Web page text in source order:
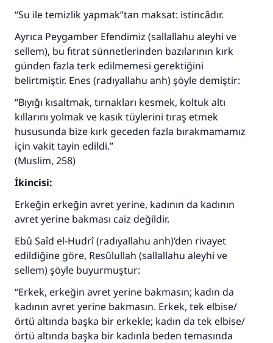
“Su ile temizlik yapmak”tan maksat: istincâdır.
Ayrıca Peygamber Efendimiz (sallallahu aleyhi ve
sellem), bu fıtrat sünnetlerinden bazılarının kırk
günden fazla terk edilmemesi gerektiğini
belirtmiştir. Enes (radıyallahu anh) şöyle demiştir:
“Bıyığı kısaltmak, tırnakları kesmek, koltuk altı
kıllarını yolmak ve kasık tüylerini tıraş etmek
hususunda bize kırk geceden fazla bırakmamamız
için vakit tayin edildi.”
(Muslim, 258)
İkincisi:
Erkeğin erkeğin avret yerine, kadının da kadının
avret yerine bakması caiz değildir.
Ebû Saîd el-Hudrî (radıyallahu anh)’den rivayet
edildiğine göre, Resûlullah (sallallahu aleyhi ve
sellem) şöyle buyurmuştur:
“Erkek, erkeğin avret yerine bakmasın; kadın da
kadının avret yerine bakmasın. Erkek, tek elbise/
örtü altında başka bir erkekle; kadın da tek elbise/
örtü altında başka bir kadınla beden temasında